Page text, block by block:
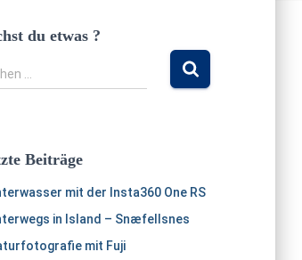
du etwas ?
…
Beiträge
mit der Insta360 One RS
in Island – Snæfellsnes
mit Fuji